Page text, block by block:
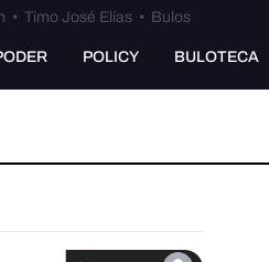
• Timo José Elías • Bulos
POLICY BULOTECA